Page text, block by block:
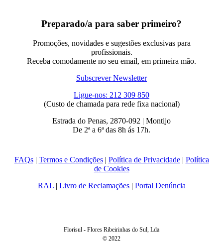
Preparado/a para saber primeiro?
Promoções, novidades e sugestões exclusivas para
profissionais.
Receba comodamente no seu email, em primeira mão.
Subscrever Newsletter
Ligue-nos: 212 309 850
(Custo de chamada para rede fixa nacional)
Estrada do Penas, 2870-092 | Montijo
De 2ª a 6ª das 8h ás 17h.
FAQs| Termos e Condições| Política de Privacidade| Política
de Cookies
RAL| Livro de Reclamações| Portal Denúncia
Florisul - Flores Ribeirinhas do Sul, Lda
© 2022